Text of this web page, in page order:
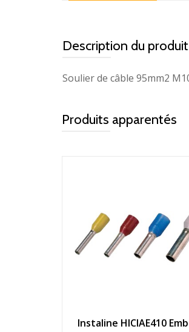
Description du produit
Soulier de câble 95mm2
Produits apparentés
Instaline HICIAE410